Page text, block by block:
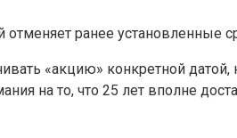
ранее установленные
«акцию» конкретной
на то, что 25 лет вполне